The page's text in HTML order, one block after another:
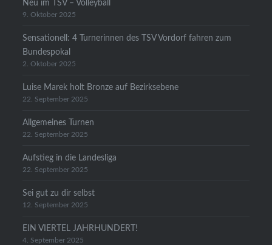
Neu im TSV – Volleyball
9. Oktober 2025
Sensationell: 4 Turnerinnen des TSV Vordorf fahren zum
Bundespokal
2. Oktober 2025
Luise Marek holt Bronze auf Bezirksebene
22. September 2025
Allgemeines Turnen
22. September 2025
Aufstieg in die Landesliga
22. September 2025
Sei gut zu dir selbst
12. September 2025
EIN VIERTEL JAHRHUNDERT!
4. September 2025